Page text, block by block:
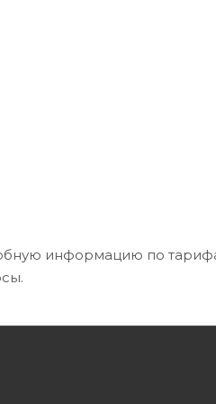
информацию по